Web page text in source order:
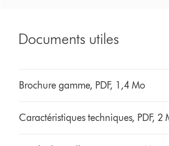
Documents utiles
Brochure gamme, PDF, 1,4 Mo
Caractéristiques techniques, PDF, 2